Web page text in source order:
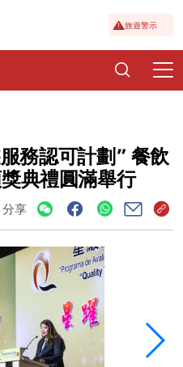
旅遊警示
務認可計劃” 餐飲
典禮圓滿舉行
分享